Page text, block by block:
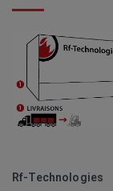
Rf-Technologies